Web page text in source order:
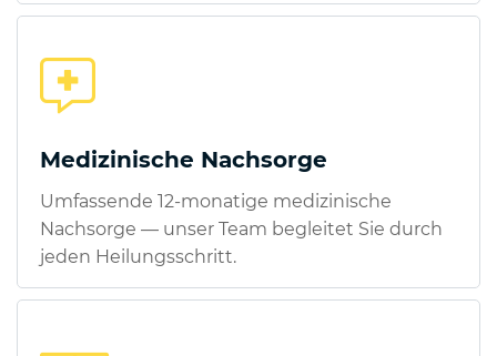
Medizinische Nachsorge
Umfassende 12-monatige medizinische
Nachsorge — unser Team begleitet Sie durch
jeden Heilungsschritt.